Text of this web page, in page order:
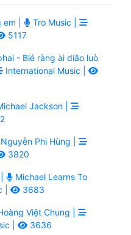
|
Tro Music |
5117
- Bié ràng ài diāo luò
International Music |
Jackson |
Nguyễn Phi Hùng |
3820
Michael Learns To
| 3683
Việt Chung |
|
3636